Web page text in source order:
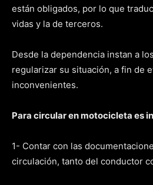
están obligados, por lo que
vidas y la de terceros.
Desde la dependencia instan a
regularizar su situación, a fin de
inconvenientes.
Para circular en motocicleta es
1- Contar con las
circulación, tanto del conductor